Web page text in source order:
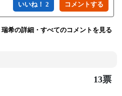
いいね！ 2
瑞希の詳細・すべてのコメントを見る
13票